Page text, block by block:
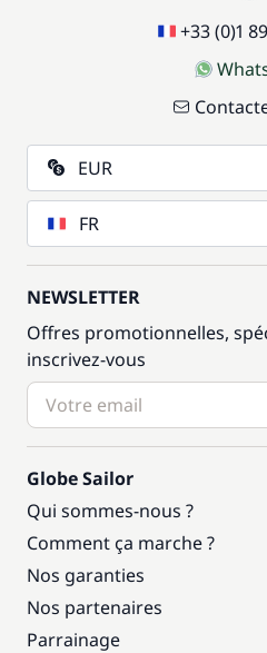
+33 (0)1
EUR
FR
NEWSLETTER
Offres promotionnelles,
inscrivez-vous
Globe Sailor
Qui sommes-nous ?
Comment ça marche ?
Nos garanties
Nos partenaires
Parrainage